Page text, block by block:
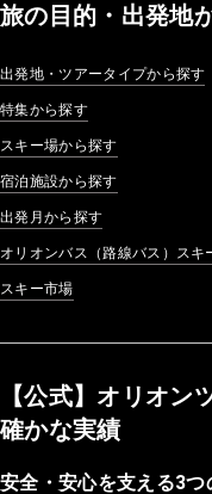
旅の目的・出発地
出発地・ツアータイプから探す
特集から探す
スキー場から探す
宿泊施設から探す
出発月から探す
オリオンバス（路線バス）スキ
スキー市場
【公式】オリオン
確かな実績
安全・安心を支える3つ